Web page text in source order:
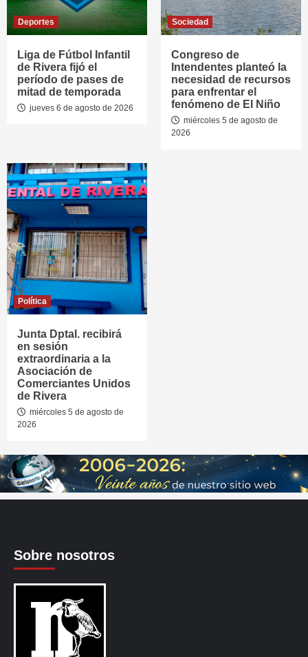
Deportes
Liga de Fútbol Infantil
de Rivera fijó el
período de pases de
mitad de temporada
jueves 6 de agosto de 2026
Sociedad
Congreso de
Intendentes planteó la
necesidad de recursos
para enfrentar el
fenómeno de El Niño
miércoles 5 de agosto de
2026
Política
Junta Dptal. recibirá
en sesión
extraordinaria a la
Asociación de
Comerciantes Unidos
de Rivera
miércoles 5 de agosto de
2026
Sobre nosotros